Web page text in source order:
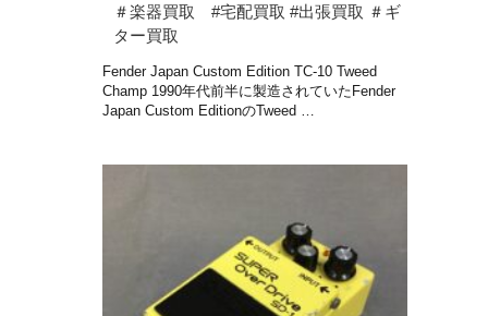
＃楽器買取 #宅配買取 #出張買取 ＃ギ
ター買取
Fender Japan Custom Edition TC-10 Tweed
Champ 1990年代前半に製造されていたFender
Japan Custom EditionのTweed …